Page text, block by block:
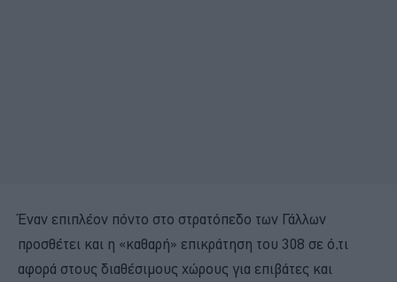
Έναν επιπλέον πόντο στο στρατόπεδο των Γάλλων
προσθέτει και η «καθαρή» επικράτηση του 308 σε ό,τι
αφορά στους διαθέσιμους χώρους για επιβάτες και